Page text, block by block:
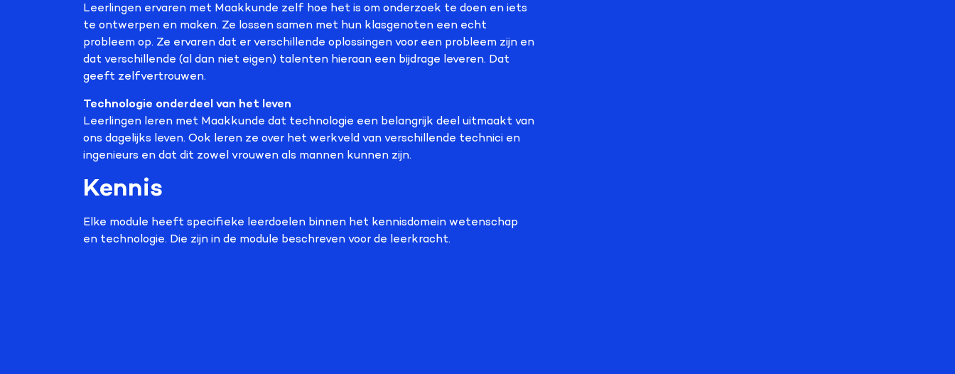
Leerlingen ervaren met Maakkunde zelf hoe het is om onderzoek te doen en iets
te ontwerpen en maken. Ze lossen samen met hun klasgenoten een echt
probleem op. Ze ervaren dat er verschillende oplossingen voor een probleem zijn en
dat verschillende (al dan niet eigen) talenten hieraan een bijdrage leveren. Dat
geeft zelfvertrouwen.
Technologie onderdeel van het leven
Leerlingen leren met Maakkunde dat technologie een belangrijk deel uitmaakt van
ons dagelijks leven. Ook leren ze over het werkveld van verschillende technici en
ingenieurs en dat dit zowel vrouwen als mannen kunnen zijn.
Kennis
Elke module heeft specifieke leerdoelen binnen het kennisdomein wetenschap
en technologie. Die zijn in de module beschreven voor de leerkracht.